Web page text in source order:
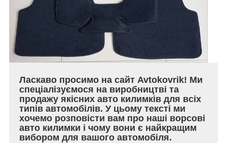
Ласкаво просимо на сайт Avtokovrik! Ми
спеціалізуємося на виробництві та
продажу якісних авто килимків для всіх
типів автомобілів. У цьому тексті ми
хочемо розповісти вам про наші ворсові
авто килимки і чому вони є найкращим
вибором для вашого автомобіля.